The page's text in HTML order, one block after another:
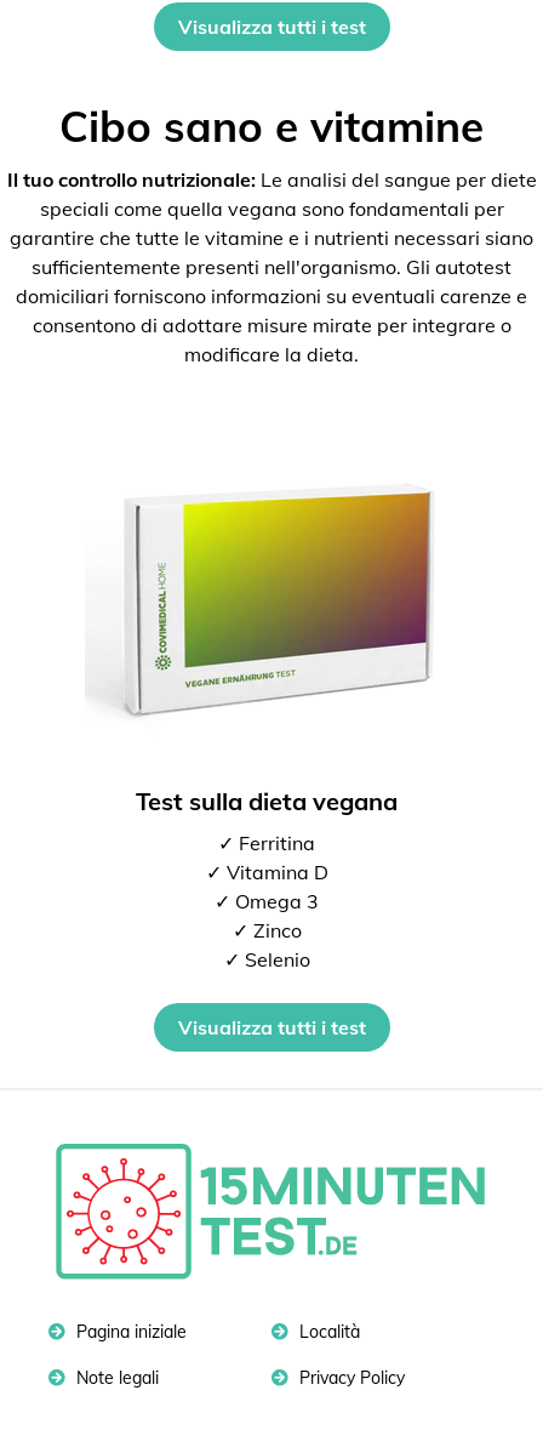
Visualizza tutti i test
Cibo sano e vitamine
Il tuo controllo nutrizionale:Le analisi del sangue per diete
speciali come quella vegana sono fondamentali per
garantire che tutte le vitamine e i nutrienti necessari siano
sufficientemente presenti nell'organismo. Gli autotest
domiciliari forniscono informazioni su eventuali carenze e
consentono di adottare misure mirate per integrare o
modificare la dieta.
Test sulla dieta vegana
✓ Ferritina
✓ Vitamina D
✓ Omega 3
✓ Zinco
✓ Selenio
Visualizza tutti i test
Pagina iniziale Località
Note legali Privacy Policy